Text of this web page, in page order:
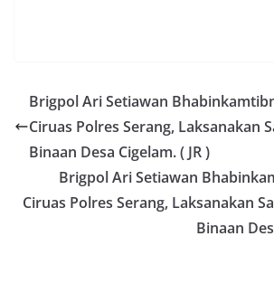
Brigpol Ari Setiawan
Ciruas Polres Serang, Laksanakan
Binaan Desa Cigelam. ( JR )
Brigpol Ari Setiawan
Ciruas Polres Serang, Laksanakan
Binaan